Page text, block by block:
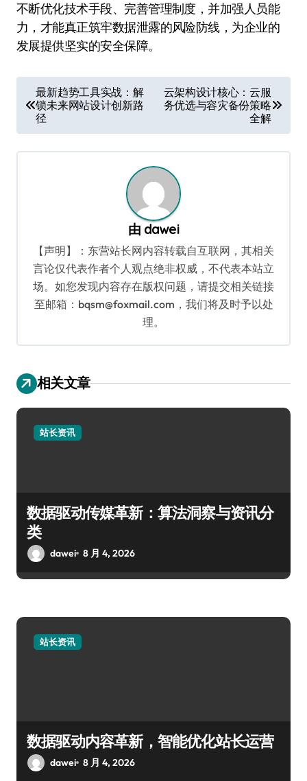
不断优化技术手段、完善管理制度，并加强人员能
力，才能真正筑牢数据泄露的风险防线，为企业的
发展提供坚实的安全保障。
章
导
航
最新趋势工具实战：解
锁未来网站设计创新路
径
云架构设计核心：云服
务优选与容灾备份策略
全解
由 dawei
【声明】：东营站长网内容转载自互联网，其相关
言论仅代表作者个人观点绝非权威，不代表本站立
场。如您发现内容存在版权问题，请提交相关链接
至邮箱：bqsm@foxmail.com，我们将及时予以处
理。
相关文章
站长资讯
数据驱动传媒革新：算法洞察与资讯分
类
dawei 8 月 4, 2026
站长资讯
数据驱动内容革新，智能优化站长运营
dawei 8 月 4, 2026